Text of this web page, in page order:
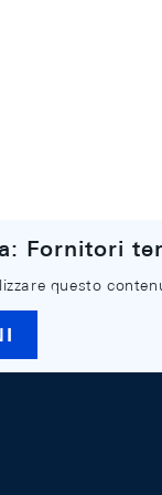
Fornitori
questo